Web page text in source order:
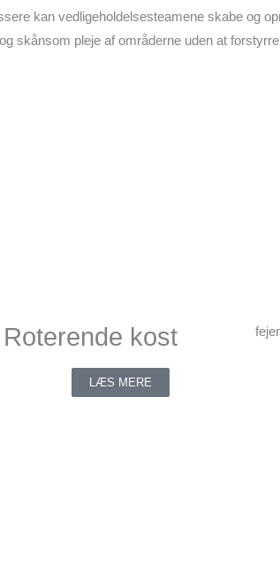
kan vedligeholdelsesteamene skabe og
skånsom pleje af områderne uden at
Roterende kost
LÆS MERE